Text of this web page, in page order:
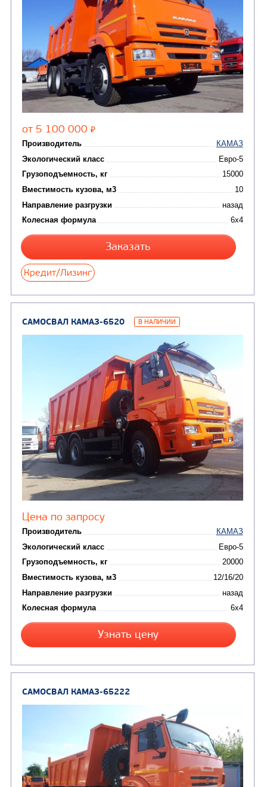
ГРУЗОВЫЕ АВТОМОБИЛИ
Бортовые автомобили(9)
Самосвалы(8)
Седельные тягачи (8)
Автофургоны
Шасси(12)
АВТОБУСЫ
Вахтовые автобусы (3)
АВТОЦИСТЕРНЫ
CHAMELEON (г. Егорьевск)
Молоковозы, водовозы(7)
аэродромные
Автоцистерны для
сжиженного
газа(4)
Нефтепромысловые
ПОДЪЕМНО-
Крано-
установки (КМУ)(36)
КОММУНАЛЬНАЯ
ТЕХНИКА
Комбинированные
(18)
Илососные машины
Каналопромывочные
Комбинированные
Мусоровозы
САМОСВАЛ КАМАЗ-65115 В НАЛИЧИИ
Производитель
Экологический класс
Грузоподъемность, кг